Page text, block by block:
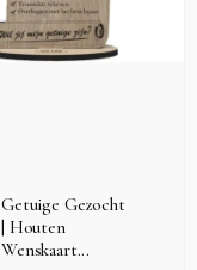
Getuige Gezocht
| Houten
Wenskaart...